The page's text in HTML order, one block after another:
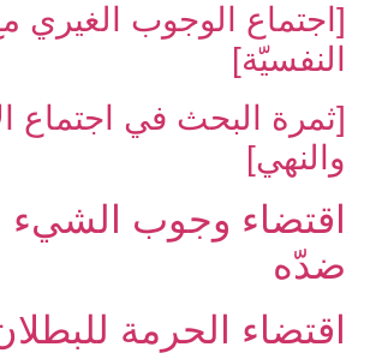
[اجتماع الوجوب الغيري
النفسيّة]
[ثمرة البحث في اجتماع
والنهي]
اقتضاء وجوب الشي‏ء
ضدّه‏
اقتضاء الحرمة